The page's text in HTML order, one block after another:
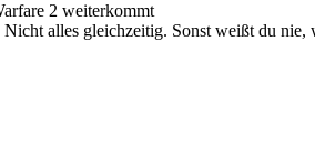
2 weiterkommt
alles gleichzeitig. Sonst weißt du nie,